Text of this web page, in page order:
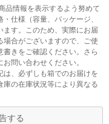
品情報を表示するよう努めて
仕様（容量、パッケージ、
ます。このため、実際にお届
場合がございますので、ご使
きをご確認ください。さら
問い合わせください。
は、必ずしも箱でのお届けを
庫の在庫状況等により異なる
する